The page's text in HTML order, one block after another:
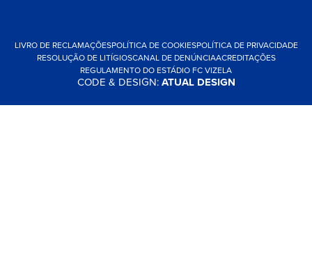
LIVRO DE RECLAMAÇÕESPOLÍTICA DE COOKIESPOLÍTICA DE PRIVACIDADE
RESOLUÇÃO DE LITÍGIOSCANAL DE DENÚNCIAACREDITAÇÕES
REGULAMENTO DO ESTÁDIO FC VIZELA
CODE & DESIGN:ATUAL DESIGN